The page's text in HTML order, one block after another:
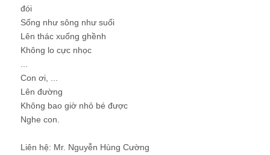
đói
Sống như sông như suối
Lên thác xuống ghềnh
Không lo cực nhọc
Con ơi, ...
Lên đường
Không bao giờ nhỏ bé được
Nghe con.
Liên hệ: Mr. Nguyễn Hùng Cường